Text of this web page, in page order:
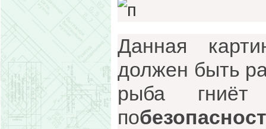
Данная
должен быть
рыба
по